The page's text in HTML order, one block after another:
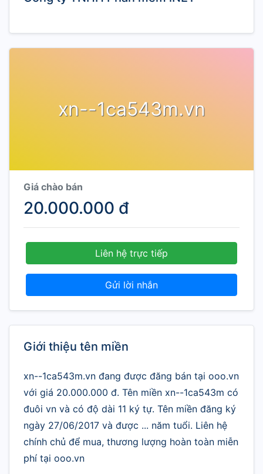
xn--1ca543m.vn
Giá chào bán
20.000.000 đ
Liên hệ trực tiếp
Gửi lời nhắn
Giới thiệu tên miền
xn--1ca543m.vn đang được đăng bán tại ooo.vn
với giá 20.000.000 đ. Tên miền xn--1ca543m có
đuôi vn và có độ dài 11 ký tự. Tên miền đăng ký
ngày 27/06/2017 và được ... năm tuổi. Liên hệ
chính chủ để mua, thương lượng hoàn toàn miễn
phí tại ooo.vn